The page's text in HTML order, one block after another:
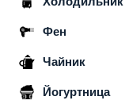
Фен
Чайник
Йогуртница